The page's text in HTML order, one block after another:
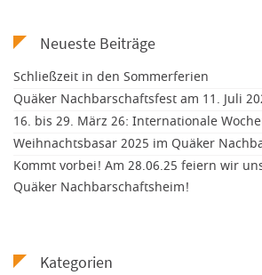
Neueste Beiträge
Schließzeit in den Sommerferien
Quäker Nachbarschaftsfest am 11. Juli
16. bis 29. März 26: Internationale
Weihnachtsbasar 2025 im Quäker
Kommt vorbei! Am 28.06.25 feiern wir
Quäker Nachbarschaftsheim!
Kategorien